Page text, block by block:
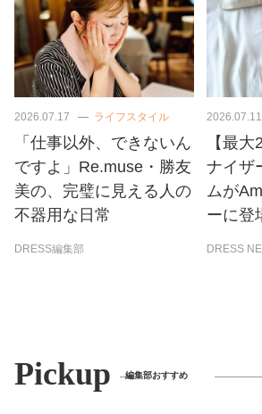
2026.07.17 ライフスタイル
「仕事以外、できないん
ですよ」Re.muse・勝友
美の、完璧に見える人の
不器用な日常
DRESS編集部
2026.07.11
【最
ナイザ
ムが
ーに登
DRESS
Pickup 編集部おすすめ